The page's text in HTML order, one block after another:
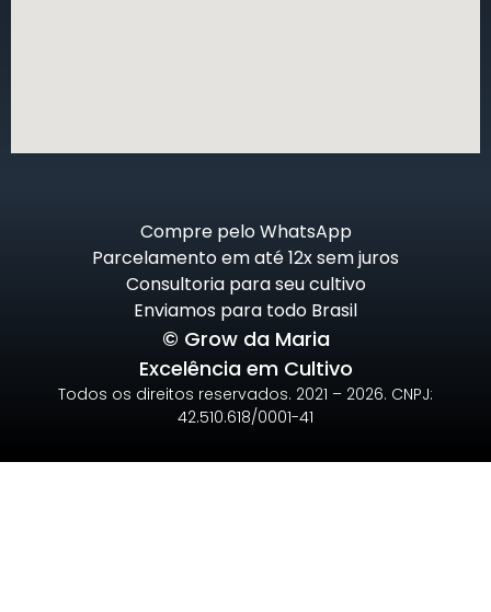
Compre pelo WhatsApp
Parcelamento em até 12x sem juros
Consultoria para seu cultivo
Enviamos para todo Brasil
© Grow da Maria
Excelência em Cultivo
Todos os direitos reservados. 2021 – 2026. CNPJ:
42.510.618/0001-41